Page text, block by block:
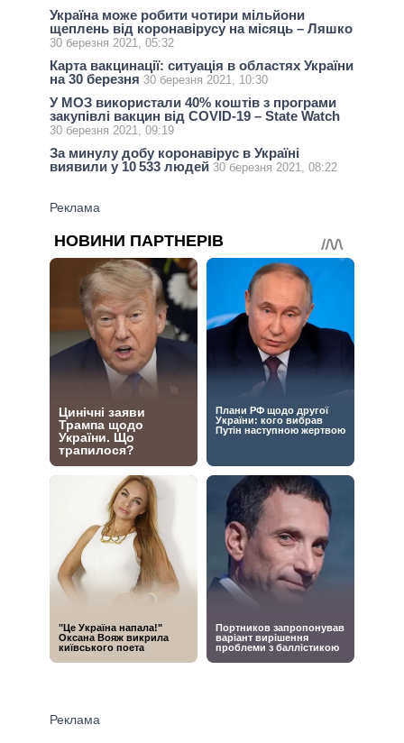
Україна може робити чотири мільйони
щеплень від коронавірусу на місяць – Ляшко
30 березня 2021, 05:32
Карта вакцинації: ситуація в областях України
на 30 березня 30 березня 2021, 10:30
У МОЗ використали 40% коштів з програми
закупівлі вакцин від COVID-19 – State Watch
30 березня 2021, 09:19
За минулу добу коронавірус в Україні
виявили у 10 533 людей 30 березня 2021, 08:22